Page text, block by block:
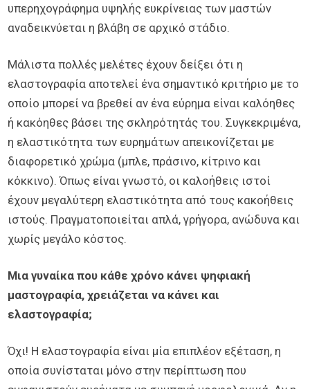
υπερηχογράφημα υψηλής ευκρίνειας των μαστών
αναδεικνύεται η βλάβη σε αρχικό στάδιο.
Μάλιστα πολλές μελέτες έχουν δείξει ότι η
ελαστογραφία αποτελεί ένα σημαντικό κριτήριο με το
οποίο μπορεί να βρεθεί αν ένα εύρημα είναι καλόηθες
ή κακόηθες βάσει της σκληρότητάς του. Συγκεκριμένα,
η ελαστικότητα των ευρημάτων απεικονίζεται με
διαφορετικό χρώμα (μπλε, πράσινο, κίτρινο και
κόκκινο). Όπως είναι γνωστό, οι καλοήθεις ιστοί
έχουν μεγαλύτερη ελαστικότητα από τους κακοήθεις
ιστούς. Πραγματοποιείται απλά, γρήγορα, ανώδυνα και
χωρίς μεγάλο κόστος.
Μια γυναίκα που κάθε χρόνο κάνει ψηφιακή
μαστογραφία, χρειάζεται να κάνει και
ελαστογραφία;
Όχι! Η ελαστογραφία είναι μία επιπλέον εξέταση, η
οποία συνίσταται μόνο στην περίπτωση που